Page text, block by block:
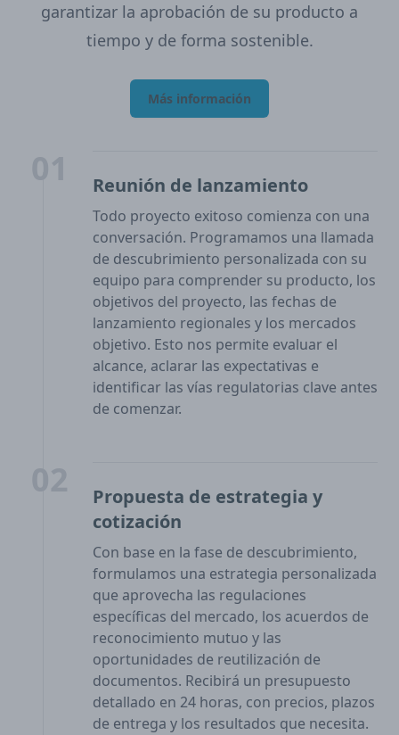
garantizar la aprobación de su producto a
tiempo y de forma sostenible.
Más información
Reunión de lanzamiento
Todo proyecto exitoso comienza con una
conversación. Programamos una llamada
de descubrimiento personalizada con su
equipo para comprender su producto, los
objetivos del proyecto, las fechas de
lanzamiento regionales y los mercados
objetivo. Esto nos permite evaluar el
alcance, aclarar las expectativas e
identificar las vías regulatorias clave antes
de comenzar.
Propuesta de estrategia y
cotización
Con base en la fase de descubrimiento,
formulamos una estrategia personalizada
que aprovecha las regulaciones
específicas del mercado, los acuerdos de
reconocimiento mutuo y las
oportunidades de reutilización de
documentos. Recibirá un presupuesto
detallado en 24 horas, con precios, plazos
de entrega y los resultados que necesita.